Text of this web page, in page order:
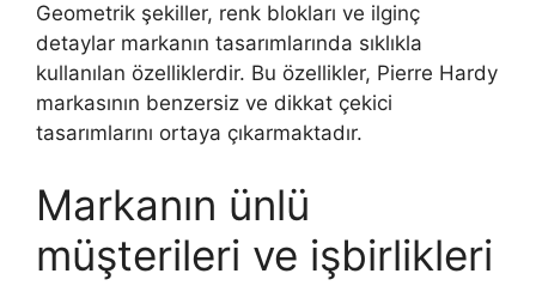
Geometrik şekiller, renk blokları ve ilginç
detaylar markanın tasarımlarında sıklıkla
kullanılan özelliklerdir. Bu özellikler, Pierre Hardy
markasının benzersiz ve dikkat çekici
tasarımlarını ortaya çıkarmaktadır.
Markanın ünlü
müşterileri ve işbirlikleri